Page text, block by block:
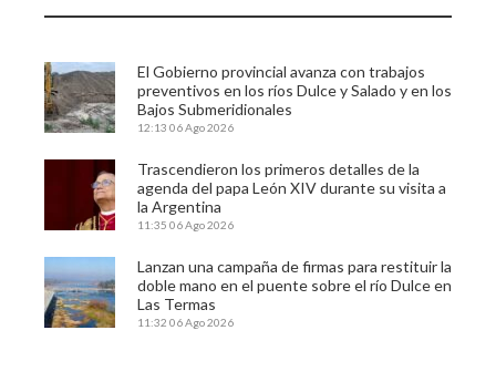
El Gobierno provincial avanza con trabajos
preventivos en los ríos Dulce y Salado y en los
Bajos Submeridionales
12:13 06 Ago 2026
Trascendieron los primeros detalles de la
agenda del papa León XIV durante su visita a
la Argentina
11:35 06 Ago 2026
Lanzan una campaña de firmas para restituir la
doble mano en el puente sobre el río Dulce en
Las Termas
11:32 06 Ago 2026